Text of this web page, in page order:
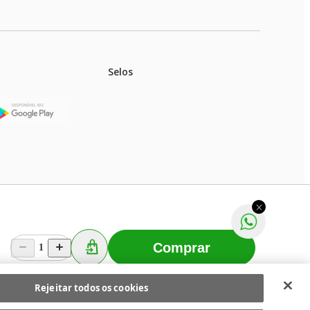
1 Comprar
Selos
na rede de lojas físicas.
prévio. Fast Shop S. A. CNPJ: 43.708.379/0001-
Fast Shop - Todos os direitos reservadosRF
Selecionar os Cookies
Rejeitar todos os cookies